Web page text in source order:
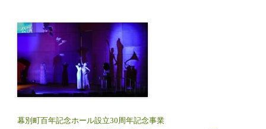
公演
幕別町百年記念ホール設立30周年記念事業